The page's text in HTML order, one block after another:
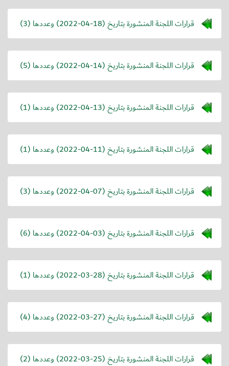
قرارات اللجنة المنشورة بتاريخ (2022-04-18) وعددها (3)
قرارات اللجنة المنشورة بتاريخ (2022-04-14) وعددها (5)
قرارات اللجنة المنشورة بتاريخ (2022-04-13) وعددها (1)
قرارات اللجنة المنشورة بتاريخ (2022-04-11) وعددها (1)
قرارات اللجنة المنشورة بتاريخ (2022-04-07) وعددها (3)
قرارات اللجنة المنشورة بتاريخ (2022-04-03) وعددها (6)
قرارات اللجنة المنشورة بتاريخ (2022-03-28) وعددها (1)
قرارات اللجنة المنشورة بتاريخ (2022-03-27) وعددها (4)
قرارات اللجنة المنشورة بتاريخ (2022-03-25) وعددها (2)